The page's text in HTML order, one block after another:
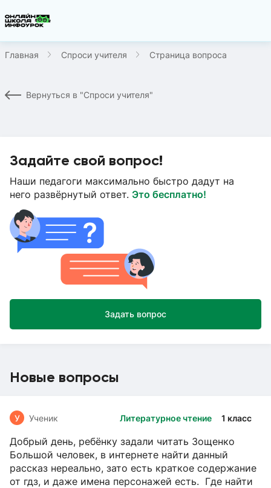
Главная Спроси учителя Страница вопроса
Вернуться в "Спроси учителя"
Задайте свой вопрос!
Наши педагоги максимально быстро дадут на
него развёрнутый ответ. Это бесплатно!
Задать вопрос
Новые вопросы
Литературное чтение 1 класс
У Ученик
Добрый день, ребёнку задали читать Зощенко
Большой человек, в интернете найти данный
рассказ нереально, зато есть краткое содержание
от гдз, и даже имена персонажей есть. Где найти